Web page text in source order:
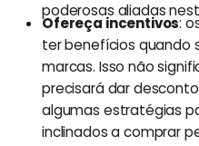
poderosas aliadas
Ofereça incentivos:
ter benefícios quando
marcas. Isso não
precisará dar
algumas estratégias
inclinados a comprar